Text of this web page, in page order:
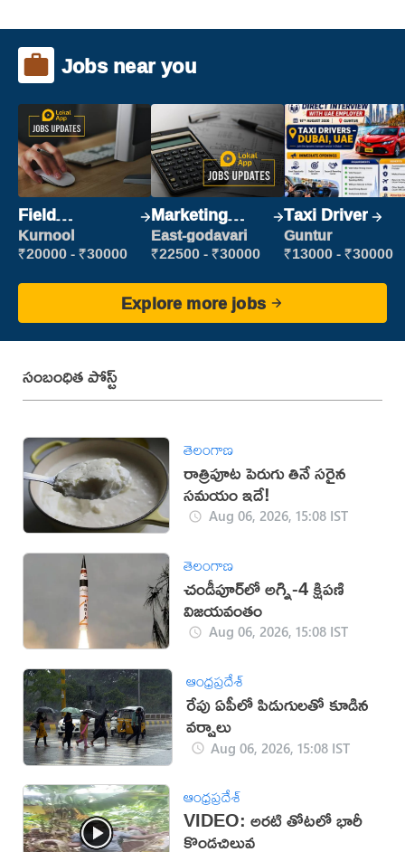
Jobs near you
Field
Marketing
Executive
Kurnool
₹20000 - ₹30000
Marketing
Executive
East-godavari
₹22500 - ₹30000
Taxi Driver
Guntur
₹13000 - ₹30000
Explore more jobs
సంబంధిత పోస్ట్
తెలంగాణ
రాత్రిపూట పెరుగు తినే సరైన
సమయం ఇదే!
Aug 06, 2026, 15:08 IST
తెలంగాణ
చండీపూర్‌లో అగ్ని-4 క్షిపణి
విజయవంతం
Aug 06, 2026, 15:08 IST
ఆంధ్రప్రదేశ్
రేపు ఏపీలో పిడుగులతో కూడిన
వర్షాలు
Aug 06, 2026, 15:08 IST
ఆంధ్రప్రదేశ్
VIDEO: అరటి తోటలో భారీ
కొండచిలువ